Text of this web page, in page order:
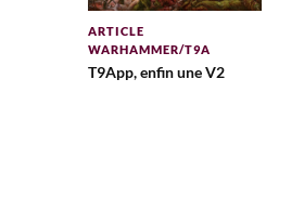
ARTICLE
WARHAMMER/T9A
T9App, enfin une V2